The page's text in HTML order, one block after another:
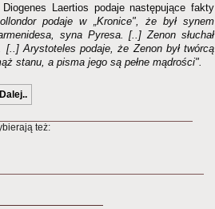
Laertios podaje następujące fakty
podaje w „Kronice", że był synem
syna Pyresa. [..] Zenon słuchał
[..] Arystoteles podaje, że Zenon był twórcą
stanu, a pisma jego są pełne mądrości".
Dalej..
też: